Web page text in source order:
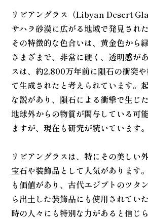
リビアングラス（Libyan Desert
サハラ砂漠に広がる地域で発見され
その特徴的な色合いは、黄金色から
さまざまで、非常に硬く、透明感が
スは、約2,800万年前に隕石の衝突
て生成されたと考えられています。
な説があり、隕石による衝撃で生じ
地球外からの物質が関与している可
ますが、現在も研究が続いています。
リビアングラスは、特にその美しい
宝石や装飾品として人気があります
も価値があり、古代エジプトのツタ
ら出土した装飾品にも使用されてい
時の人々にも特別な力があると信じ